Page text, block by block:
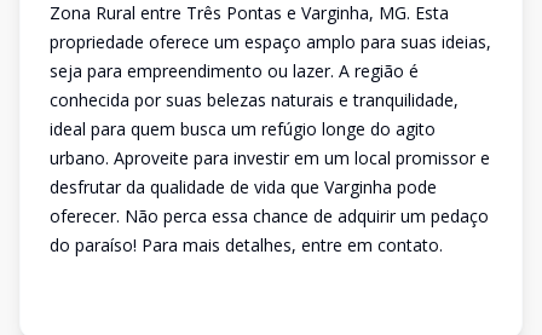
Zona Rural entre Três Pontas e Varginha, MG. Esta
propriedade oferece um espaço amplo para suas ideias,
seja para empreendimento ou lazer. A região é
conhecida por suas belezas naturais e tranquilidade,
ideal para quem busca um refúgio longe do agito
urbano. Aproveite para investir em um local promissor e
desfrutar da qualidade de vida que Varginha pode
oferecer. Não perca essa chance de adquirir um pedaço
do paraíso! Para mais detalhes, entre em contato.